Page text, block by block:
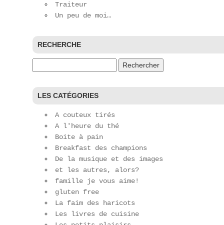
Traiteur
Un peu de moi…
RECHERCHE
LES CATÉGORIES
A couteux tirés
A l'heure du thé
Boite à pain
Breakfast des champions
De la musique et des images
et les autres, alors?
famille je vous aime!
gluten free
La faim des haricots
Les livres de cuisine